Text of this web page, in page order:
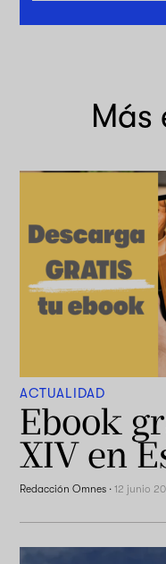
Más
ACTUALIDAD
Ebook
XIV en
Redacción Omnes ·12 junio